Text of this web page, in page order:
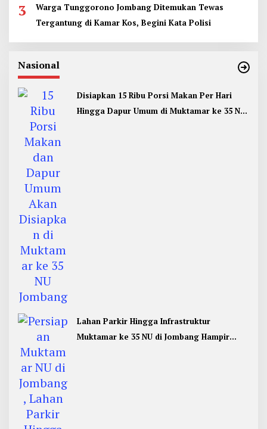
3
Warga Tunggorono Jombang Ditemukan Tewas
Tergantung di Kamar Kos, Begini Kata Polisi
Nasional
Disiapkan 15 Ribu Porsi Makan Per Hari
Hingga Dapur Umum di Muktamar ke 35 NU
Lahan Parkir Hingga Infrastruktur
Muktamar ke 35 NU di Jombang Hampir